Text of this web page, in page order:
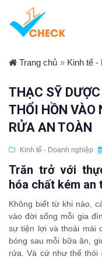
Trang chủ » Kinh tế -
THẠC SỸ
THỔI HỒN VÀO
RỬA AN TOÀN
Kinh tế - Doanh nghiệp
Trăn trở với
hóa chất kém an
Không biết từ khi nào,
vào đời sống mỗi gia
sự tiện lợi và thoải mái
bóng sau mỗi bữa ăn,
rửa. Và cứ như thế thói